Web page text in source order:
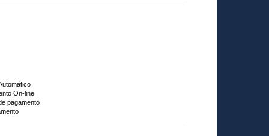
On-line
pagamento